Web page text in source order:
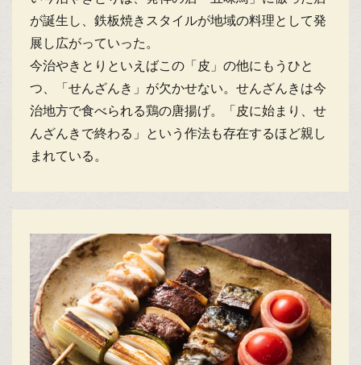
が誕生し、鉄板焼きスタイルが地域の料理として発
展し広がっていった。
今治やきとりといえばこの「皮」の他にもうひと
つ、「せんざんき」が欠かせない。せんざんきは今
治地方で食べられる鶏の唐揚げ。「皮に始まり、せ
んざんきで終わる」という作法も存在するほど親し
まれている。